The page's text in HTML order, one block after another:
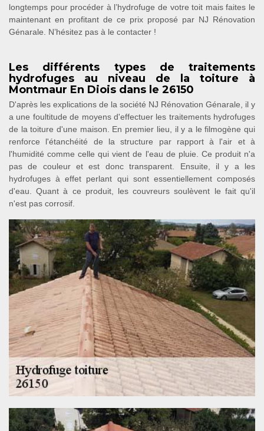
longtemps pour procéder à l’hydrofuge de votre toit mais faites le
maintenant en profitant de ce prix proposé par NJ Rénovation
Génarale. N’hésitez pas à le contacter !
Les différents types de traitements
hydrofuges au niveau de la toiture à
Montmaur En Diois dans le 26150
D'après les explications de la société NJ Rénovation Génarale, il y
a une foultitude de moyens d'effectuer les traitements hydrofuges
de la toiture d'une maison. En premier lieu, il y a le filmogène qui
renforce l'étanchéité de la structure par rapport à l'air et à
l'humidité comme celle qui vient de l'eau de pluie. Ce produit n'a
pas de couleur et est donc transparent. Ensuite, il y a les
hydrofuges à effet perlant qui sont essentiellement composés
d'eau. Quant à ce produit, les couvreurs soulèvent le fait qu'il
n'est pas corrosif.